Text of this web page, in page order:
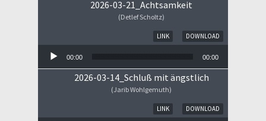
2026-03-21_Achtsamkeit
(Detlef Scholtz)
DOWNLOAD
LINK
00:00 00:00
2026-03-14_Schluß mit ängstlich
(Jarib Wohlgemuth)
DOWNLOAD
LINK